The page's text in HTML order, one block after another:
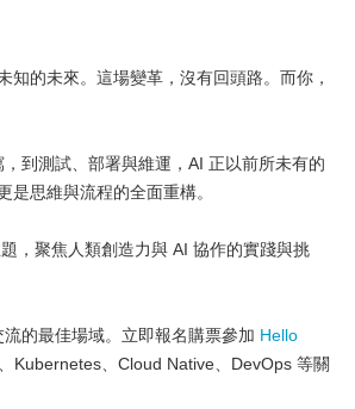
的未來。這場變革，沒有回頭路。而你，
到測試、部署與維運，AI 正以前所未有的
思維與流程的全面重構。
，聚焦人類創造力與 AI 協作的實踐與挑
的最佳場域。立即報名購票參加 Hello
Kubernetes、Cloud Native、DevOps 等關